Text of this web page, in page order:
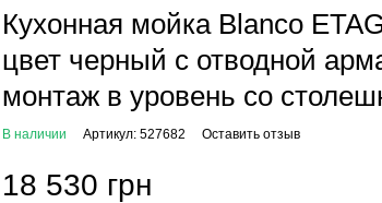
Кухонная мойка Blanco
цвет черный с отводной
монтаж в уровень со
В наличии Артикул: 527682 Оставить отзыв
18 530 грн